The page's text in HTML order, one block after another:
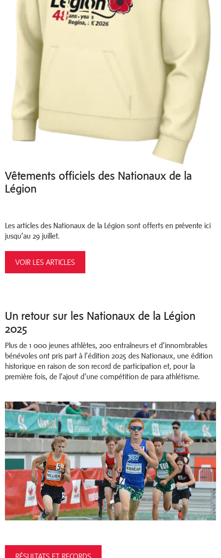
Vêtements officiels des Nationaux de la
Légion
Les articles des Nationaux de la Légion sont offerts en prévente ici
jusqu’au 29 juillet.
VOIR LES ARTICLES
Un retour sur les Nationaux de la Légion
2025
Plus de 1 000 jeunes athlètes, 200 entraîneurs et d’innombrables
bénévoles ont pris part à l’édition 2025 des Nationaux, une édition
historique en raison de son record de participation et, pour la
première fois, de l’ajout d’une compétition de para athlétisme.
RÉSULTATS ET RECORDS